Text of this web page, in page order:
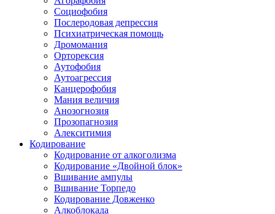
Социофобия
Послеродовая депрессия
Психиатрическая помощь
Дромомания
Орторексия
Аутофобия
Аутоагрессия
Канцерофобия
Мания величия
Анозогнозия
Прозопагнозия
Алекситимия
Кодирование
Кодирование от алкоголизма
Кодирование «Двойной блок»
Вшивание ампулы
Вшивание Торпедо
Кодирование Довженко
Алкоблокада